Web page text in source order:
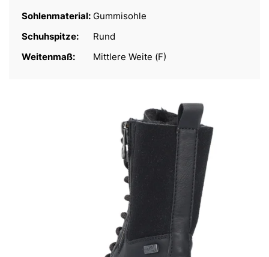
Sohlenmaterial: Gummisohle
Schuhspitze:
Rund
Weitenmaß:
Mittlere Weite (F)